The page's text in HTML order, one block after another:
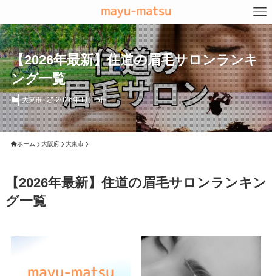
【2026年最新】住道の眉毛サロンランキ
ング一覧
大東市 2026年1月15日
ホーム 大阪府 大東市
【2026年最新】住道の眉毛サロンランキン
グ一覧